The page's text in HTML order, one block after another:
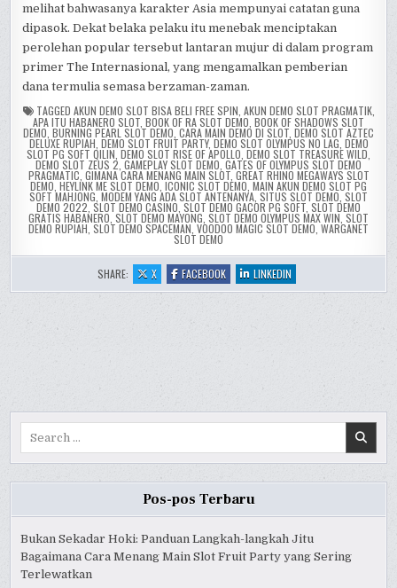
melihat bahwasanya karakter Asia mempunyai catatan guna
dipasok. Dekat belaka pelaku itu menebak menciptakan
perolehan popular tersebut lantaran mujur di dalam program
primer The Internasional, yang mengamalkan pemberian
dana termulia semasa berzaman-zaman.
TAGGED AKUN DEMO SLOT BISA BELI FREE SPIN AKUN DEMO SLOT PRAGMATIK,
APA ITU HABANERO SLOT BOOK OF RA SLOT DEMO BOOK OF SHADOWS SLOT
DEMO BURNING PEARL SLOT DEMO CARA MAIN DEMO DI SLOT DEMO SLOT AZTEC
DELUXE RUPIAH DEMO SLOT FRUIT PARTY, DEMO SLOT OLYMPUS NO LAG DEMO
SLOT PG SOFT QILIN DEMO SLOT RISE OF APOLLO DEMO SLOT TREASURE WILD
DEMO SLOT ZEUS 2 GAMEPLAY SLOT DEMO GATES OF OLYMPUS SLOT DEMO
PRAGMATIC GIMANA CARA MENANG MAIN SLOT, GREAT RHINO MEGAWAYS SLOT
DEMO HEYLINK ME SLOT DEMO ICONIC SLOT DEMO MAIN AKUN DEMO SLOT PG
SOFT MAHJONG MODEM YANG ADA SLOT ANTENANYA SITUS SLOT DEMO SLOT
DEMO 2022 SLOT DEMO CASINO SLOT DEMO GACOR PG SOFT SLOT DEMO
GRATIS HABANERO SLOT DEMO MAYONG SLOT DEMO OLYMPUS MAX WIN SLOT
DEMO RUPIAH SLOT DEMO SPACEMAN VOODOO MAGIC SLOT DEMO WARGANET
SLOT DEMO
SHARE: X:
HIGHEST
EARNING
FACEBOOK:
HIGHEST
EARNING
LINKEDIN
HIGHEST
EARNING
Pos-pos Terbaru
Bukan Sekadar Hoki: Panduan Langkah-langkah Jitu
Bagaimana Cara Menang Main Slot Fruit Party yang Sering
Terlewatkan